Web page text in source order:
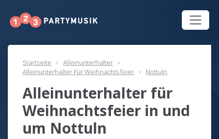
Startseite
Alleinunterhalter
Alleinunterhalter Für Weihnachtsfeier
Nottuln
Alleinunterhalter für
Weihnachtsfeier in und
um Nottuln